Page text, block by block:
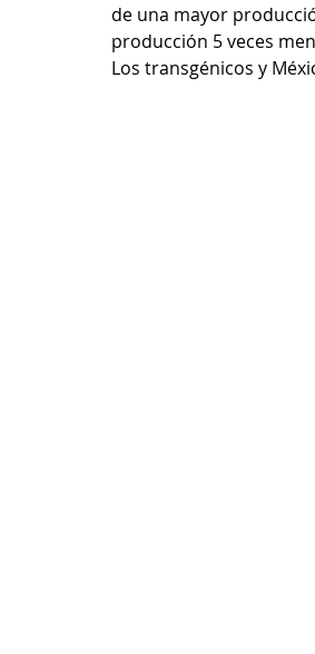
de una mayor
producción 5 veces
Los transgénicos y